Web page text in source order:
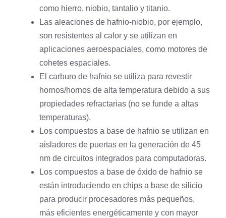
como hierro, niobio, tantalio y titanio.
Las aleaciones de hafnio-niobio, por ejemplo,
son resistentes al calor y se utilizan en
aplicaciones aeroespaciales, como motores de
cohetes espaciales.
El carburo de hafnio se utiliza para revestir
hornos/hornos de alta temperatura debido a sus
propiedades refractarias (no se funde a altas
temperaturas).
Los compuestos a base de hafnio se utilizan en
aisladores de puertas en la generación de 45
nm de circuitos integrados para computadoras.
Los compuestos a base de óxido de hafnio se
están introduciendo en chips a base de silicio
para producir procesadores más pequeños,
más eficientes energéticamente y con mayor